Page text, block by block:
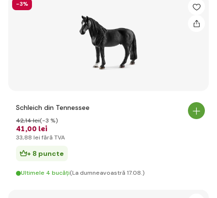
-3%
Schleich din Tennessee
41,00 lei
42,14 lei(-3 %)
33,88 lei fără TVA
+ 8 puncte
Ultimele 4 bucăți(La dumneavoastră 17.08.)